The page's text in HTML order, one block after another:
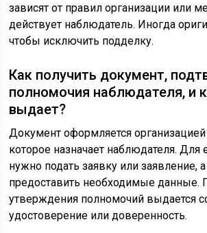
зависят от правил организации или
действует наблюдатель. Иногда
чтобы исключить подделку.
Как получить документ,
полномочия наблюдателя, и
выдает?
Документ оформляется
которое назначает наблюдателя. Для
нужно подать заявку или заявление,
предоставить необходимые данные.
утверждения полномочий выдается
удостоверение или доверенность.